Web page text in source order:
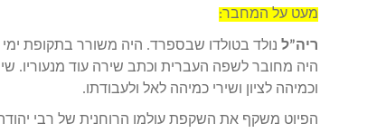
מעט על המחבר:
ריה”ל
היה מחובר לשפה העברית וכתב שירה עוד מנעוריו.
וכמיהה לציון ושירי כמיהה לאל ולעבודתו.
הפיוט משקף את השקפת עולמו הרוחנית של רבי